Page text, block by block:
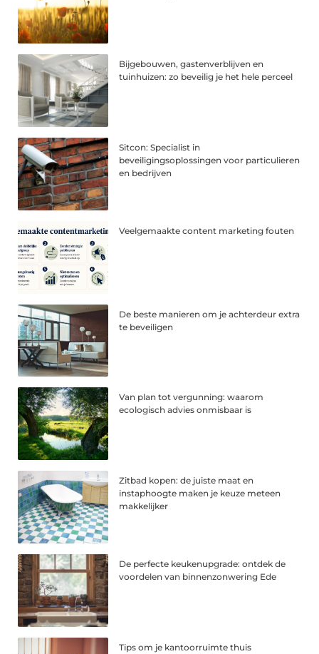
Bijgebouwen, gastenverblijven en
tuinhuizen: zo beveilig je het hele perceel
Sitcon: Specialist in
beveiligingsoplossingen voor particulieren
en bedrijven
Veelgemaakte content marketing fouten
De beste manieren om je achterdeur extra
te beveiligen
Van plan tot vergunning: waarom
ecologisch advies onmisbaar is
Zitbad kopen: de juiste maat en
instaphoogte maken je keuze meteen
makkelijker
De perfecte keukenupgrade: ontdek de
voordelen van binnenzonwering Ede
Tips om je kantoorruimte thuis